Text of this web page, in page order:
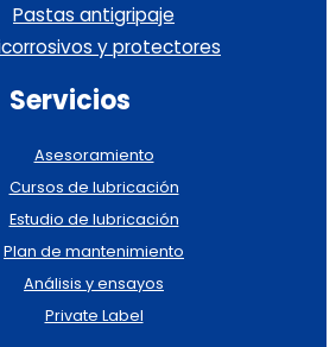
Pastas antigripaje
y protectores
Servicios
Asesoramiento
Cursos de lubricación
Estudio de lubricación
Plan de mantenimiento
Análisis y ensayos
Private Label